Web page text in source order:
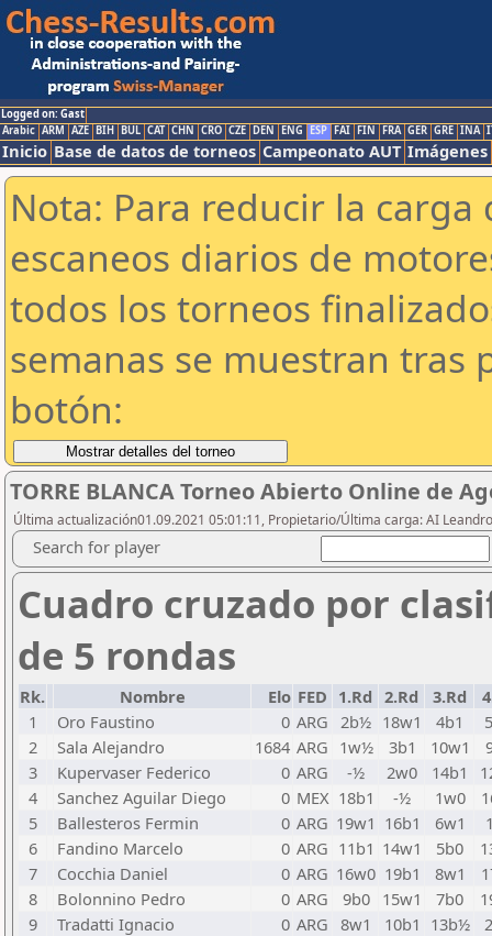
Logged on: Gast
Arabic ARM AZE BIH BUL CAT CHN CRO CZE DEN ENG ESP FAI FIN FRA GER GRE INA
Inicio Base de datos de torneos Campeonato AUT Imágenes
Nota: Para reducir la
escaneos diarios de
todos los torneos
semanas se muestran tras
botón:
TORRE BLANCA Torneo Abierto Online de
Última actualización01.09.2021 05:01:11, Propietario/Última carga: AI
Search for player
Cuadro cruzado por
de 5 rondas
Rk. Nombre Elo FED 1.Rd 2.Rd 3.Rd
1
Oro Faustino 0 ARG 2b½ 18w1 4b1
2
Sala Alejandro 1684 ARG 1w½ 3b1 10w1
3
Kupervaser Federico 0 ARG -½ 2w0 14b1
4
Sanchez Aguilar Diego 0 MEX 18b1 -½ 1w0
5
Ballesteros Fermin 0 ARG 19w1 16b1 6w1
6
Fandino Marcelo 0 ARG 11b1 14w1 5b0
7
Cocchia Daniel 0 ARG 16w0 19b1 8w1
8
Bolonnino Pedro 0 ARG 9b0 15w1 7b0
9
Tradatti Ignacio 0 ARG 8w1 10b1 13b½